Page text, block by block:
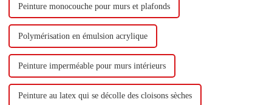
Peinture monocouche pour murs et plafonds
Polymérisation en émulsion acrylique
Peinture imperméable pour murs intérieurs
Peinture au latex qui se décolle des cloisons sèches